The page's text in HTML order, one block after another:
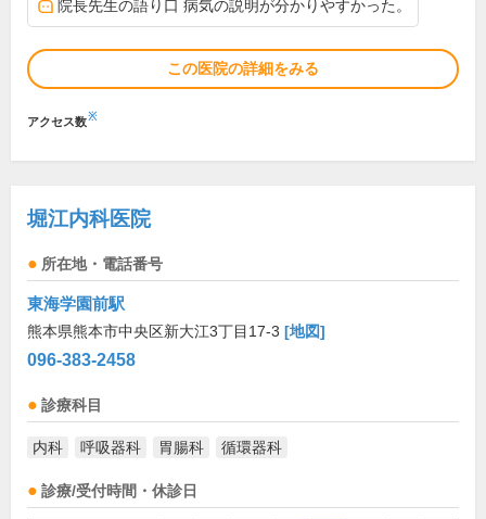
院長先生の語り口 病気の説明が分かりやすかった。
この医院の詳細をみる
アクセス数※
堀江内科医院
所在地・電話番号
東海学園前駅
熊本県熊本市中央区新大江3丁目17-3 [地図]
096-383-2458
診療科目
内科 呼吸器科 胃腸科 循環器科
診療/受付時間・休診日